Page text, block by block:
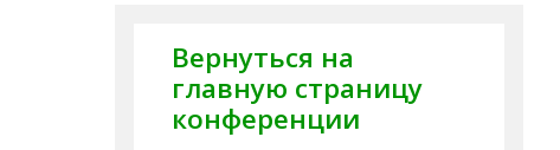
Вернуться на
главную страницу
конференции